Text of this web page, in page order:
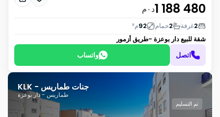
1 188 480د٠م
2غرفة 2حمام 92م²
شقة للبيعدار بوعزة -طريق أزمور
اتصل واتساب
جنات طماريس - KLK
طماريس - دار بوعزة
تم التسليم